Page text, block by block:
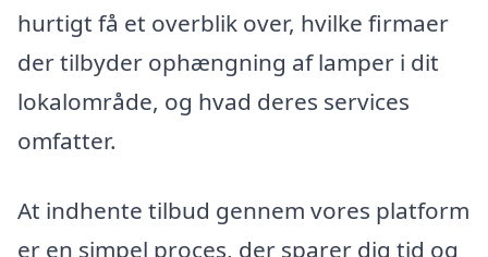
hurtigt få et overblik over, hvilke firmaer
der tilbyder ophængning af lamper i dit
lokalområde, og hvad deres services
omfatter.
At indhente tilbud gennem vores platform
er en simpel proces, der sparer dig tid og